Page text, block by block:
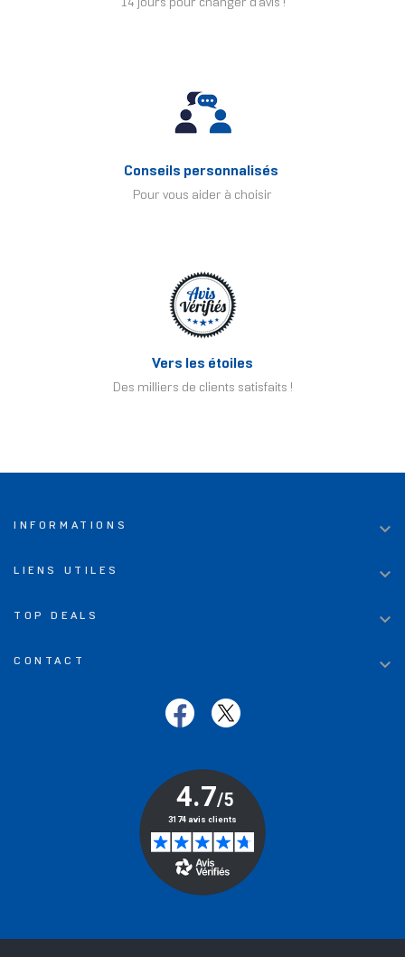
14 jours pour changer d'avis !
Conseils personnalisés
Pour vous aider à choisir
Vers les étoiles
Des milliers de clients satisfaits !
INFORMATIONS 
LIENS UTILES 
TOP DEALS 
CONTACT 